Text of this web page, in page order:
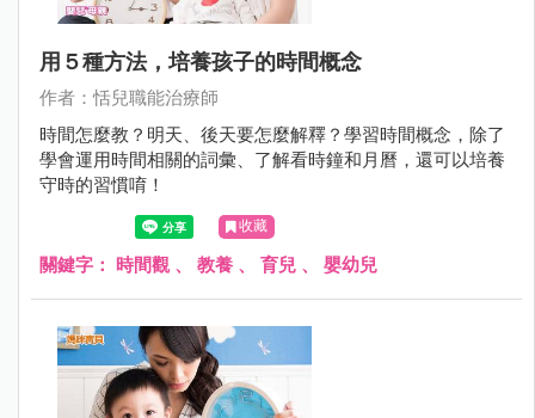
用５種方法，培養孩子的時間概念
作者：恬兒職能治療師
時間怎麼教？明天、後天要怎麼解釋？學習時間概念，除了
學會運用時間相關的詞彙、了解看時鐘和月曆，還可以培養
守時的習慣唷！
收藏
關鍵字： 時間觀、 教養 、 育兒 、 嬰幼兒